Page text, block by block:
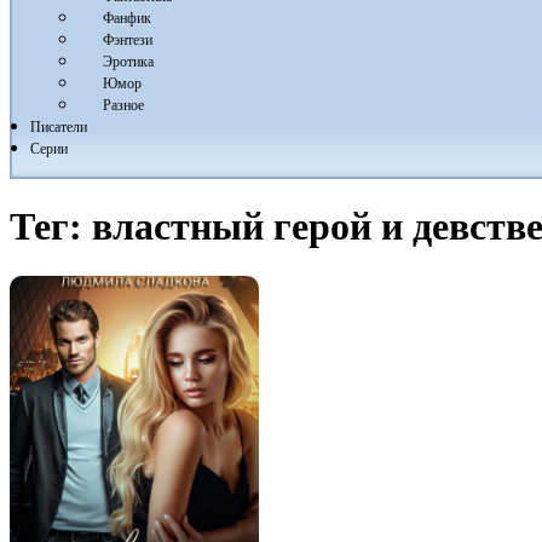
Фанфик
Фэнтези
Эротика
Юмор
Разное
Писатели
Серии
Тег: властный герой и